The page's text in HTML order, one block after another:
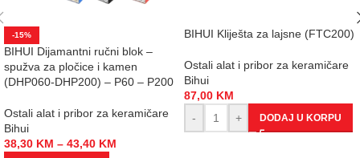
-15%
BIHUI Dijamantni ručni blok –
spužva za pločice i kamen
(DHP060-DHP200) – P60 – P200
Ostali alat i pribor za keramičare
Bihui
38,30 KM – 43,40 KM
BIHUI Kliješta za lajsne (FTC200)
Ostali alat i pribor za keramičare
Bihui
87,00 KM
-
+ DODAJ U KORPU